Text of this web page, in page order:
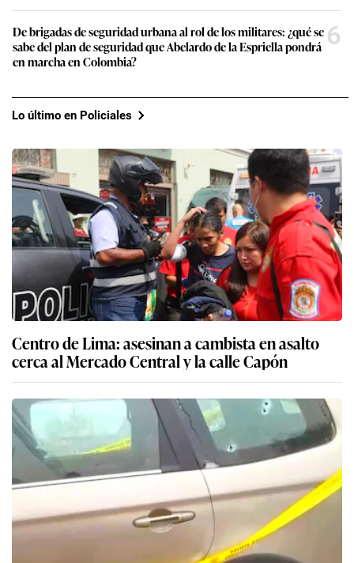
De brigadas de seguridad urbana al rol de los militares: ¿qué se
sabe del plan de seguridad que Abelardo de la Espriella pondrá
en marcha en Colombia?
6
Lo último en Policiales
Centro de Lima: asesinan a cambista en asalto
cerca al Mercado Central y la calle Capón